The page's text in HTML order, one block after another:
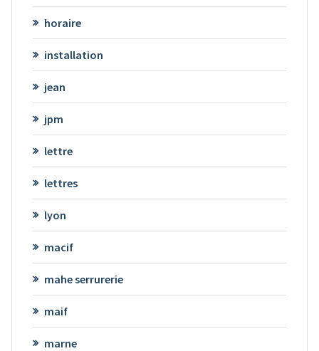
horaire
installation
jean
jpm
lettre
lettres
lyon
macif
mahe serrurerie
maif
marne